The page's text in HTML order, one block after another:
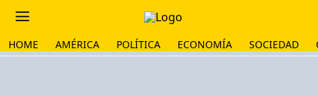
HOME AMÉRICA POLÍTICA ECONOMÍA SOCIEDAD